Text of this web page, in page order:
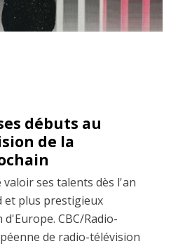
débuts au
de la
ses talents dès l'an
et plus prestigieux
CBC/Radio-
de radio-télévision